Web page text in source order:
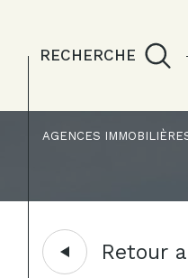
RECHERCHE
AGENCES
Retour